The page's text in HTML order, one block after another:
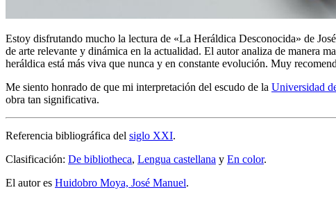
Estoy disfrutando mucho la lectura de «La Heráldica Desconocida» de
de arte relevante y dinámica en la actualidad. El autor analiza de manera
heráldica está más viva que nunca y en constante evolución. Muy
Me siento honrado de que mi interpretación del escudo de la Universidad
obra tan significativa.
Referencia bibliográfica del siglo XXI.
Clasificación: De bibliotheca, Lengua castellana y En color.
El autor es Huidobro Moya, José Manuel.